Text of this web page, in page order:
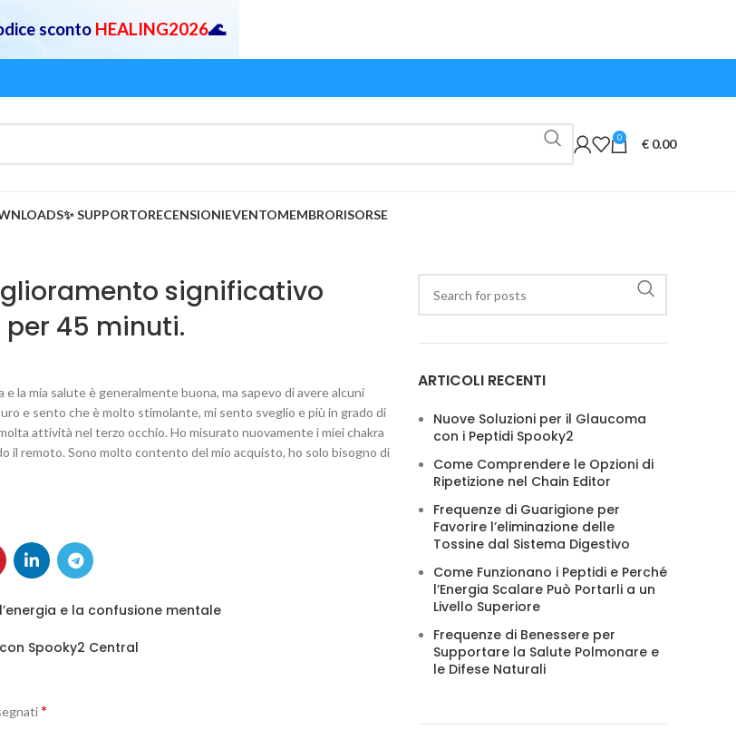
0 € 0.00
✨ SUPPORTORECENSIONIEVENTOMEMBRORISORSE
significativo
45 minuti.
la mia salute è generalmente buona, ma sapevo di avere alcuni
e sento che è molto stimolante, mi sento sveglio e più in grado di
attività nel terzo occhio. Ho misurato nuovamente i miei chakra
il remoto. Sono molto contento del mio acquisto, ho solo bisogno di
e la confusione mentale
Spooky2 Central
*
ARTICOLI RECENTI
Nuove Soluzioni per il Glaucoma
con i Peptidi Spooky2
Come Comprendere le Opzioni di
Ripetizione nel Chain Editor
Frequenze di Guarigione per
Favorire l’eliminazione delle
Tossine dal Sistema Digestivo
Come Funzionano i Peptidi e Perché
l’Energia Scalare Può Portarli a un
Livello Superiore
Frequenze di Benessere per
Supportare la Salute Polmonare e
le Difese Naturali
sconto HEALING2026🌊